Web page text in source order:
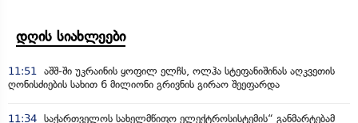
დღის სიახლეები
11:51
აშშ-ში უკრაინის ყოფილ ელჩს, ოლჰა სტეფანიშინას აღკვეთის
ღონისძიების სახით 6 მილიონი გრივნის გირაო შეეფარდა
11:34 საქართველოს სახელმწიფო ელექტროსისტემის“ განმარტებამ